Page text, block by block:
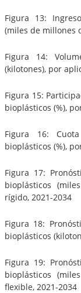
Figura 13:
(miles de millones
Figura 14:
(kilotones), por
Figura 15:
bioplásticos (%),
Figura 16:
bioplásticos (%),
Figura 17:
bioplásticos
rígido, 2021-2034
Figura 18:
bioplásticos
Figura 19:
bioplásticos
flexible, 2021-2034